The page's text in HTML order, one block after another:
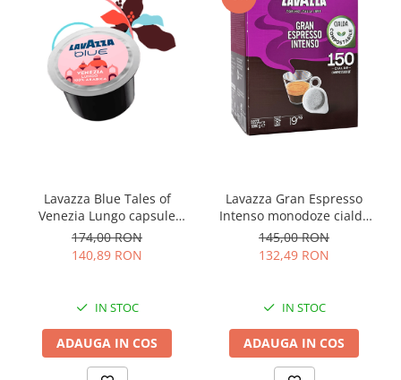
Lavazza Blue Tales of
Venezia Lungo capsule
100buc
174,00 RON
140,89 RON
IN STOC
ADAUGA IN COS
Lavazza Gran Espresso
Intenso monodoze cialde
ESE 150buc
145,00 RON
132,49 RON
IN STOC
ADAUGA IN COS